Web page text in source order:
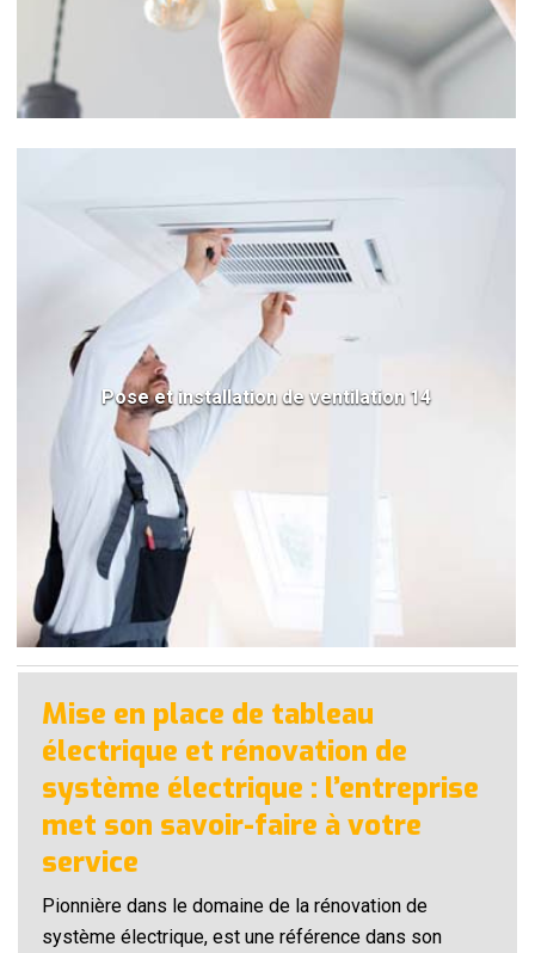
Pose et installation de ventilation 14
Mise en place de tableau
électrique et rénovation de
système électrique : l’entreprise
met son savoir-faire à votre
service
Pionnière dans le domaine de la rénovation de
système électrique, est une référence dans son